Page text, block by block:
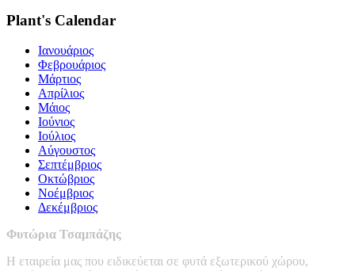
Plant's Calendar
Ιανουάριος
Φεβρουάριος
Μάρτιος
Απρίλιος
Μάιος
Ιούνιος
Ιούλιος
Αύγουστος
Σεπτέμβριος
Οκτώβριος
Νοέμβριος
Δεκέμβριος
Φυτώρια Τσαμπάζης
Η εταιρεία μας που ειδικεύεται σε φυτά εξωτερικού χώρου,